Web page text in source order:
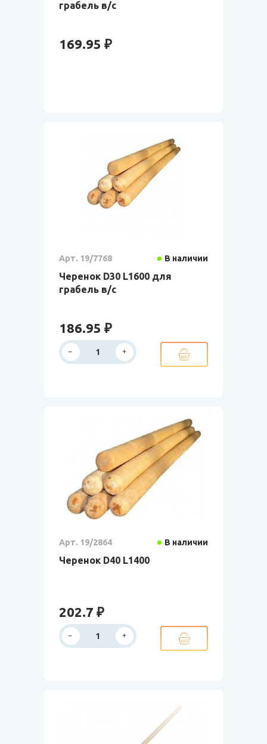
грабель в/с
169.95 ₽
Арт. 19/7768 В наличии
Черенок D30 L1600 для
грабель в/с
186.95 ₽
Арт. 19/2864 В наличии
Черенок D40 L1400
202.7 ₽